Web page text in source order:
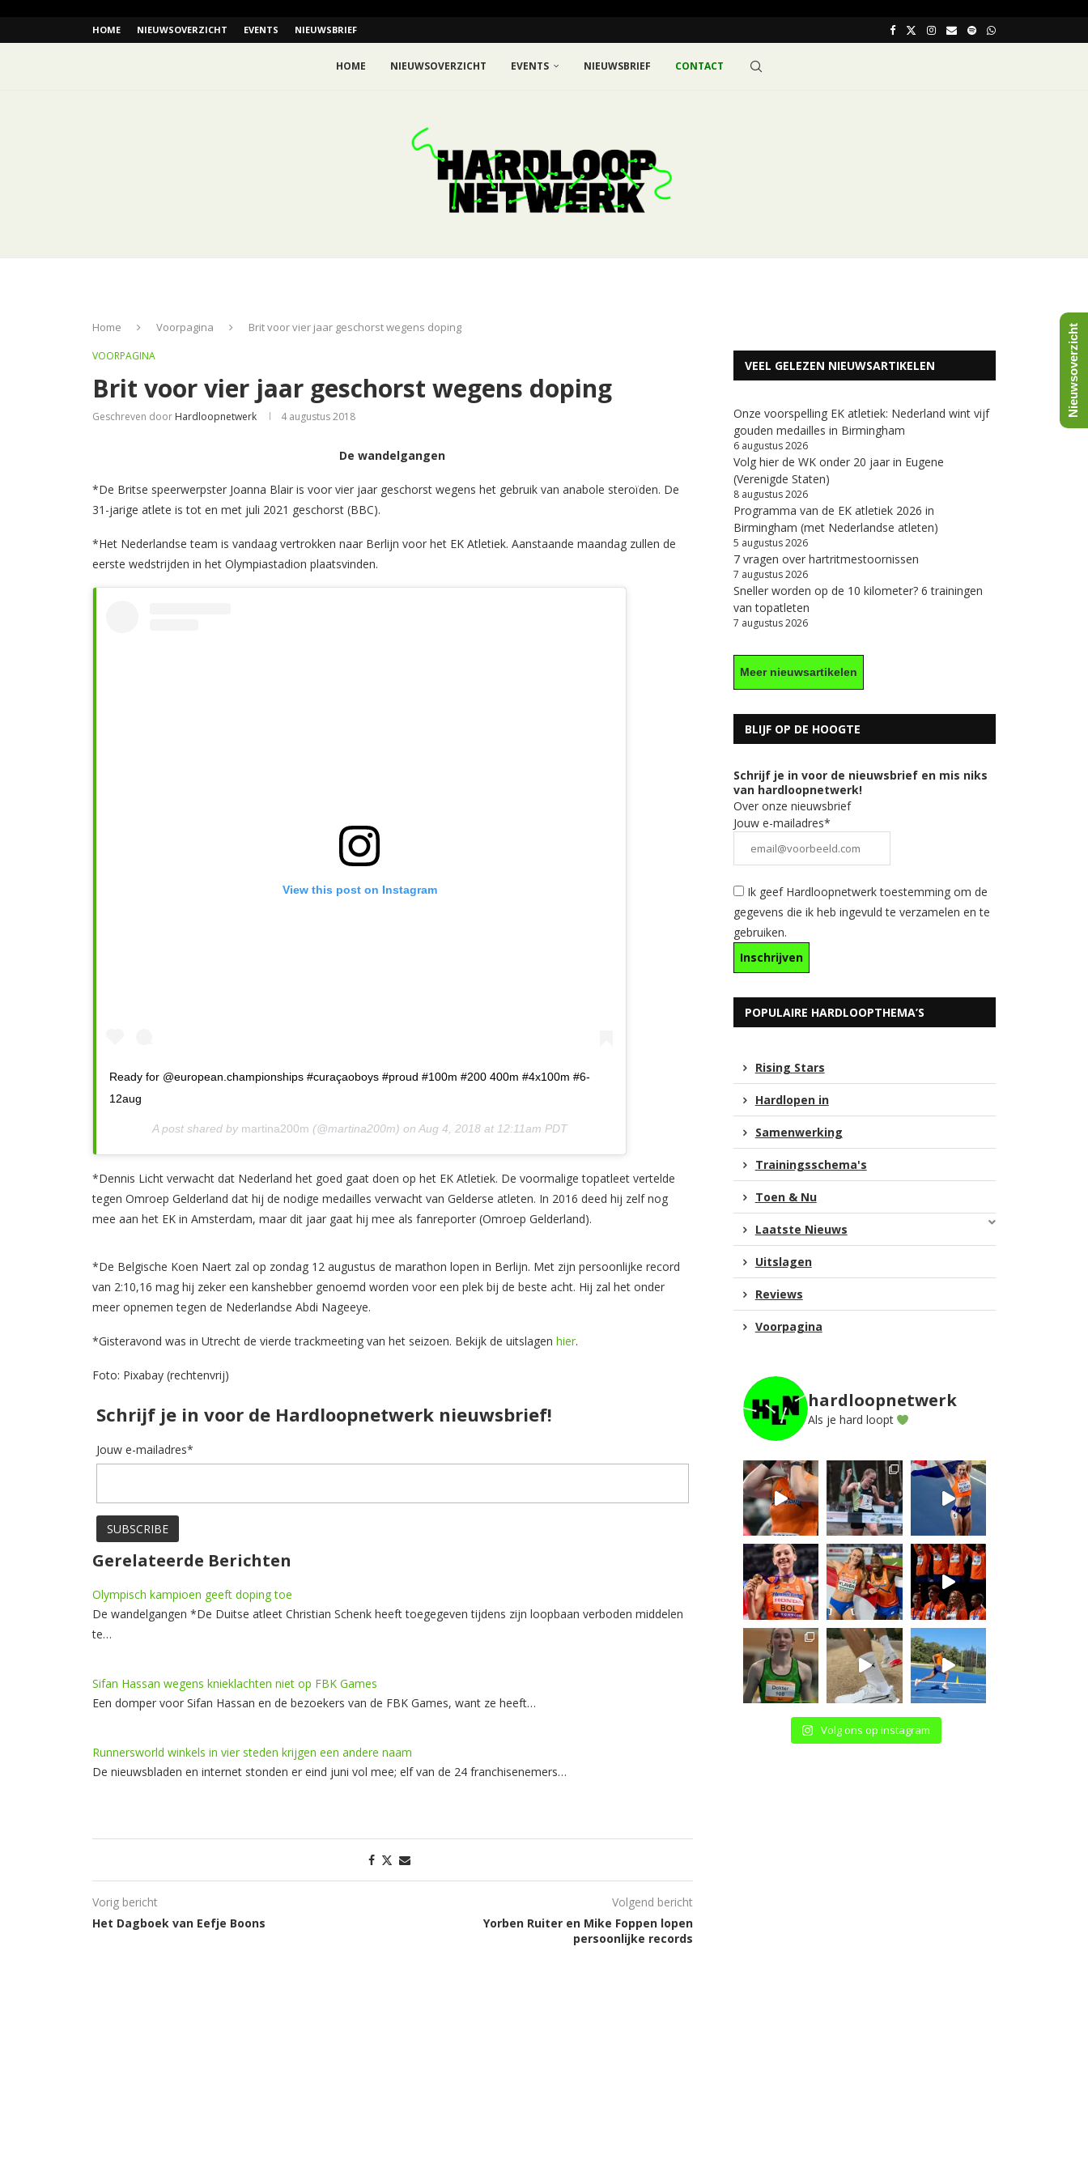
HOME NIEUWSOVERZICHT EVENTS NIEUWSBRIEF
HOME NIEUWSOVERZICHT EVENTS NIEUWSBRIEF CONTACT
Home Voorpagina Brit voor vier jaar geschorst wegens doping
VOORPAGINA
Brit voor vier jaar geschorst wegens doping
Geschreven door Hardloopnetwerk 4 augustus 2018
De wandelgangen
*De Britse speerwerpster Joanna Blair is voor vier jaar geschorst wegens het gebruik van anabole steroïden. De
31-jarige atlete is tot en met juli 2021 geschorst (BBC).
*Het Nederlandse team is vandaag vertrokken naar Berlijn voor het EK Atletiek. Aanstaande maandag zullen de
eerste wedstrijden in het Olympiastadion plaatsvinden.
View this post on Instagram
Ready for @european.championships #curaçaoboys #proud #100m #200 400m #4x100m #6-
12aug
A post shared by martina200m (@martina200m) on Aug 4, 2018 at 12:11am PDT
*Dennis Licht verwacht dat Nederland het goed gaat doen op het EK Atletiek. De voormalige topatleet vertelde
tegen Omroep Gelderland dat hij de nodige medailles verwacht van Gelderse atleten. In 2016 deed hij zelf nog
mee aan het EK in Amsterdam, maar dit jaar gaat hij mee als fanreporter (Omroep Gelderland).
*De Belgische Koen Naert zal op zondag 12 augustus de marathon lopen in Berlijn. Met zijn persoonlijke record
van 2:10,16 mag hij zeker een kanshebber genoemd worden voor een plek bij de beste acht. Hij zal het onder
meer opnemen tegen de Nederlandse Abdi Nageeye.
*Gisteravond was in Utrecht de vierde trackmeeting van het seizoen. Bekijk de uitslagen hier.
Foto: Pixabay (rechtenvrij)
Schrijf je in voor de Hardloopnetwerk nieuwsbrief!
Jouw e-mailadres*
Gerelateerde Berichten
Olympisch kampioen geeft doping toe
De wandelgangen *De Duitse atleet Christian Schenk heeft toegegeven tijdens zijn loopbaan verboden middelen
te…
Sifan Hassan wegens knieklachten niet op FBK Games
Een domper voor Sifan Hassan en de bezoekers van de FBK Games, want ze heeft…
Runnersworld winkels in vier steden krijgen een andere naam
De nieuwsbladen en internet stonden er eind juni vol mee; elf van de 24 franchisenemers…
Vorig bericht
Het Dagboek van Eefje Boons
Volgend bericht
Yorben Ruiter en Mike Foppen lopen
persoonlijke records
VEEL GELEZEN NIEUWSARTIKELEN
Onze voorspelling EK atletiek: Nederland wint vijf
gouden medailles in Birmingham
6 augustus 2026
Volg hier de WK onder 20 jaar in Eugene
(Verenigde Staten)
8 augustus 2026
Programma van de EK atletiek 2026 in
Birmingham (met Nederlandse atleten)
5 augustus 2026
7 vragen over hartritmestoornissen
7 augustus 2026
Sneller worden op de 10 kilometer? 6 trainingen
van topatleten
7 augustus 2026
Meer nieuwsartikelen
BLIJF OP DE HOOGTE
Schrijf je in voor de nieuwsbrief en mis niks
van hardloopnetwerk!
Over onze nieuwsbrief
Jouw e-mailadres*
Ik geef Hardloopnetwerk toestemming om de
gegevens die ik heb ingevuld te verzamelen en te
gebruiken.
POPULAIRE HARDLOOPTHEMA’S
Rising Stars
Hardlopen in
Samenwerking
Trainingsschema's
Toen & Nu
Laatste Nieuws
Uitslagen
Reviews
Voorpagina
hardloopnetwerk
Als je hard loopt
Volg ons op instagram
Nieuwsoverzicht